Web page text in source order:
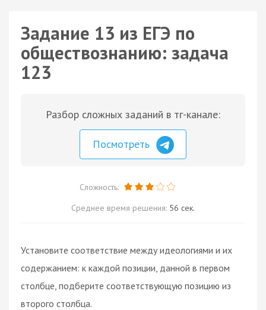
Задание 13 из ЕГЭ по
обществознанию: задача
123
Разбор сложных заданий в тг-канале:
Посмотреть
Сложность:
Среднее время решения: 56 сек.
Установите соответствие между идеологиями и их
содержанием: к каждой позиции, данной в первом
столбце, подберите соответствующую позицию из
второго столбца.